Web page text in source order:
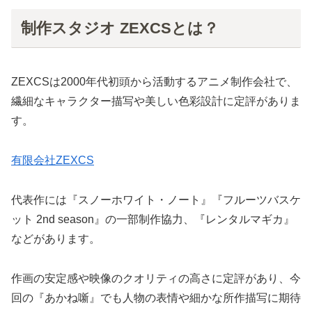
制作スタジオ ZEXCSとは？
ZEXCSは2000年代初頭から活動するアニメ制作会社で、
繊細なキャラクター描写や美しい色彩設計に定評がありま
す。
有限会社ZEXCS
代表作には『スノーホワイト・ノート』『フルーツバスケ
ット 2nd season』の一部制作協力、『レンタルマギカ』
などがあります。
作画の安定感や映像のクオリティの高さに定評があり、今
回の『あかね噺』でも人物の表情や細かな所作描写に期待